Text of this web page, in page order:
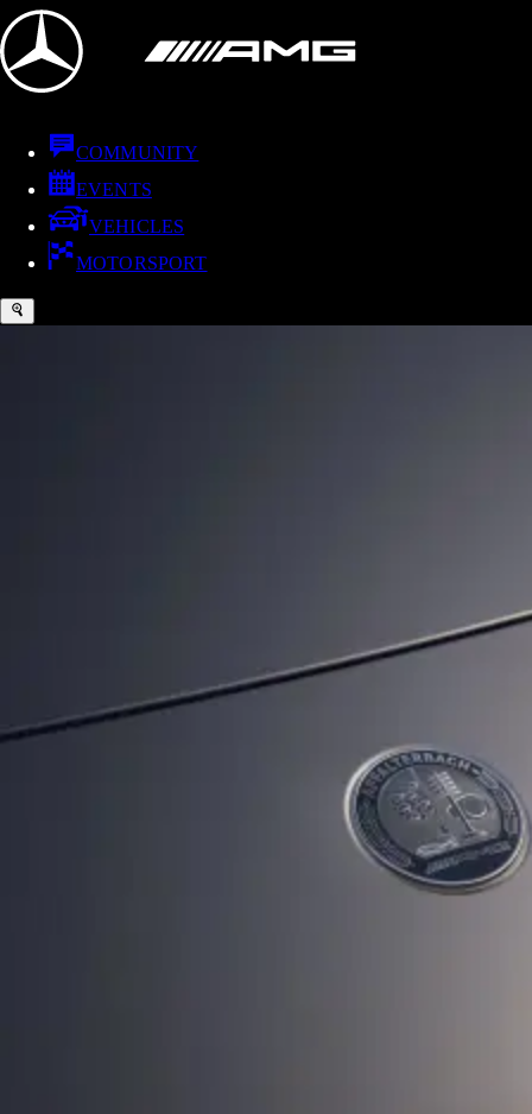
COMMUNITY
EVENTS
VEHICLES
MOTORSPORT